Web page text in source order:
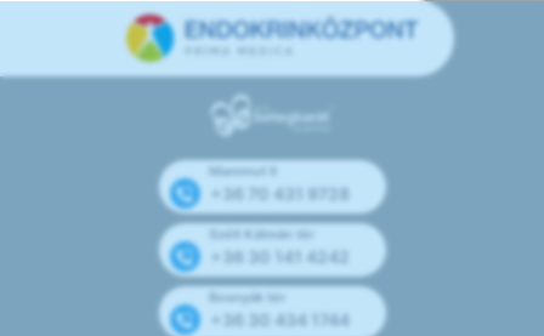
Mammut II
+36 70 431 9728
Széll Kálmán tér
+36 30 141 4242
Bosnyák tér
+36 30 434 1744